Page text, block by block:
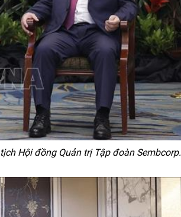
Hội đồng Quản trị Tập đoàn Sembcorp.